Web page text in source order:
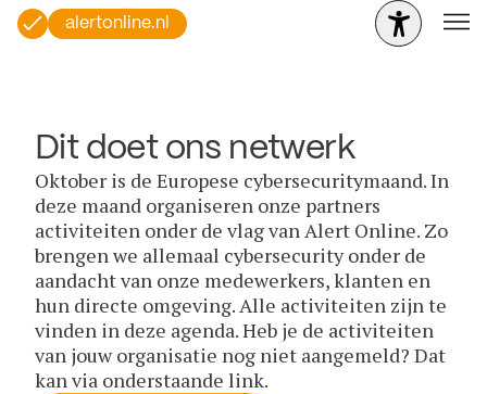
alertonline.nl
Dit doet ons netwerk
Oktober is de Europese cybersecuritymaand. In
deze maand organiseren onze partners
activiteiten onder de vlag van Alert Online. Zo
brengen we allemaal cybersecurity onder de
aandacht van onze medewerkers, klanten en
hun directe omgeving. Alle activiteiten zijn te
vinden in deze agenda. Heb je de activiteiten
van jouw organisatie nog niet aangemeld? Dat
kan via onderstaande link.